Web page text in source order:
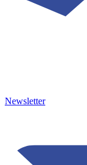
Newsletter